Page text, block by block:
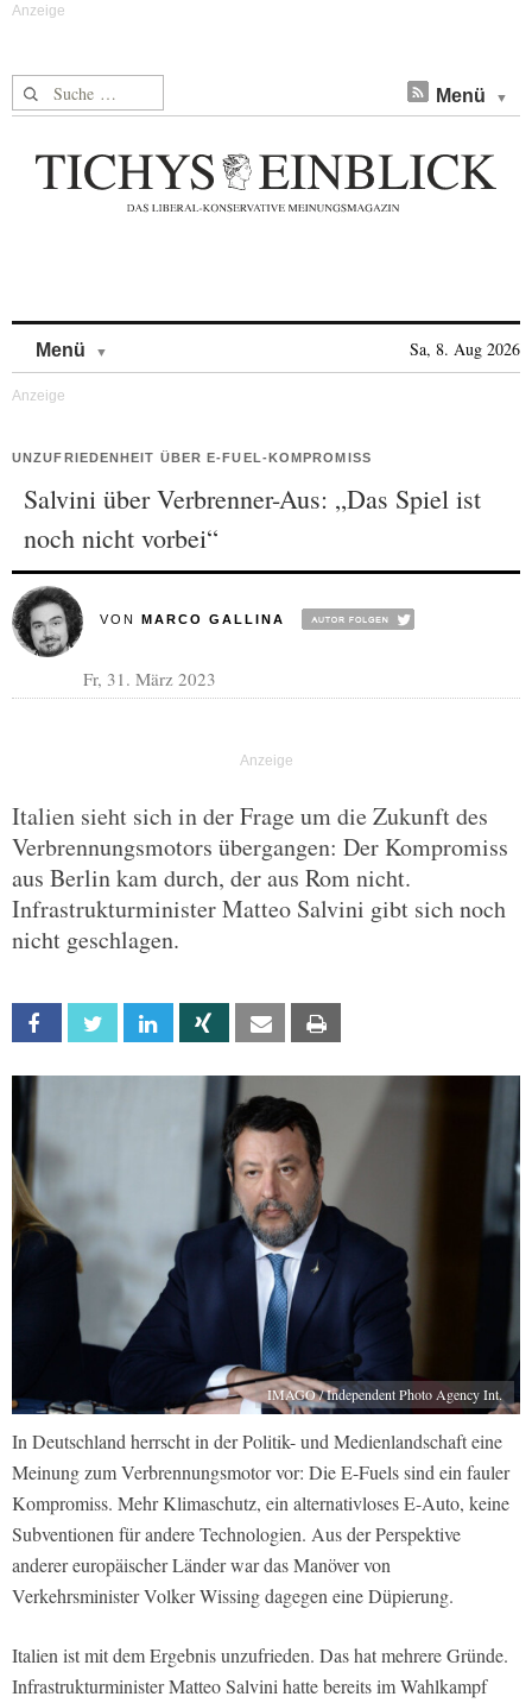
Suche nach: Menü
Menü Sa, 8. Aug 2026
UNZUFRIEDENHEIT ÜBER E-FUEL-KOMPROMISS
Salvini über Verbrenner-Aus: „Das Spiel ist
noch nicht vorbei“
VON MARCO GALLINA
Fr, 31. März 2023
Italien sieht sich in der Frage um die Zukunft des
Verbrennungsmotors übergangen: Der Kompromiss
aus Berlin kam durch, der aus Rom nicht.
Infrastrukturminister Matteo Salvini gibt sich noch
nicht geschlagen.
Facebook Twitter Linkedin Xing Email
IMAGO / Independent Photo Agency Int.
In Deutschland herrscht in der Politik- und Medienlandschaft eine
Meinung zum Verbrennungsmotor vor: Die E-Fuels sind ein fauler
Kompromiss. Mehr Klimaschutz, ein alternativloses E-Auto, keine
Subventionen für andere Technologien. Aus der Perspektive
anderer europäischer Länder war das Manöver von
Verkehrsminister Volker Wissing dagegen eine Düpierung.
Italien ist mit dem Ergebnis unzufrieden. Das hat mehrere Gründe.
Infrastrukturminister Matteo Salvini hatte bereits im Wahlkampf